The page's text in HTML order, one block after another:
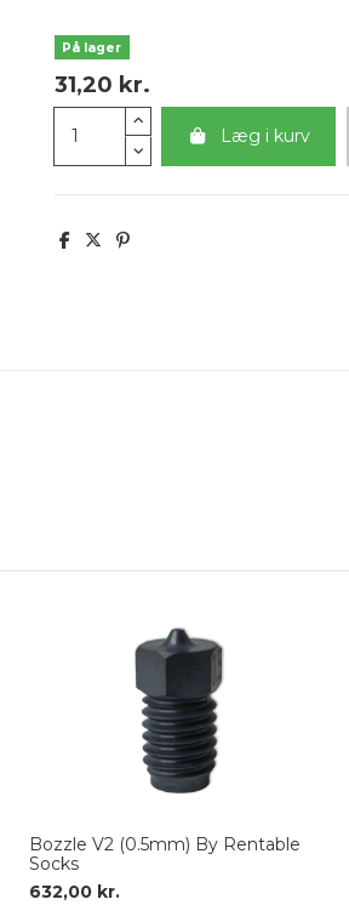
På lager
31,20 kr.
Læg i kurv
Bozzle V2 (0.5mm) By Rentable
Socks
632,00 kr.